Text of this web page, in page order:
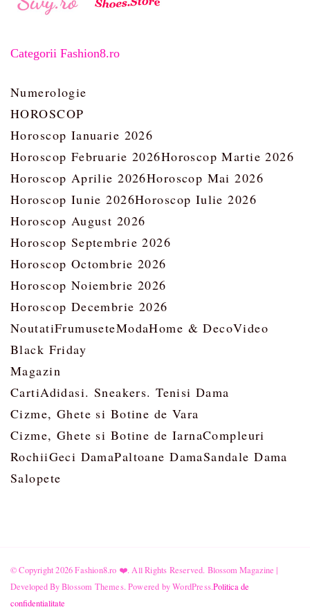
Categorii Fashion8.ro
Numerologie
HOROSCOP
Horoscop Ianuarie 2026
Horoscop Februarie 2026Horoscop Martie 2026
Horoscop Aprilie 2026Horoscop Mai 2026
Horoscop Iunie 2026Horoscop Iulie 2026
Horoscop August 2026
Horoscop Septembrie 2026
Horoscop Octombrie 2026
Horoscop Noiembrie 2026
Horoscop Decembrie 2026
NoutatiFrumuseteModaHome & DecoVideo
Black Friday
Magazin
CartiAdidasi. Sneakers. Tenisi Dama
Cizme, Ghete si Botine de Vara
Cizme, Ghete si Botine de IarnaCompleuri
RochiiGeci DamaPaltoane DamaSandale Dama
Salopete
© Copyright 2026Fashion8.ro ❤️. All Rights Reserved. Blossom Magazine |
Developed ByBlossom Themes. Powered byWordPress.Politica de
confidentialitate